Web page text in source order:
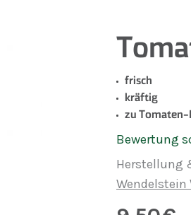
frisch
kräftig
zu Tomaten-
Bewertung
Herstellung
Wendelstein